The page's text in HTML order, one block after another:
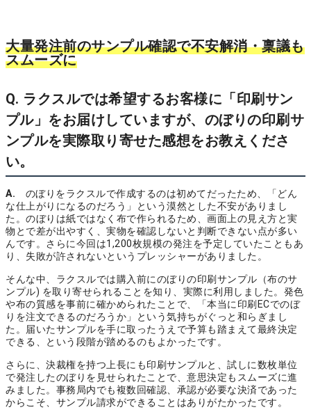
大量発注前のサンプル確認で不安解消・稟議も
スムーズに
Q. ラクスルでは希望するお客様に「印刷サン
プル」をお届けしていますが、のぼりの印刷サ
ンプルを実際取り寄せた感想をお教えくださ
い。
A. のぼりをラクスルで作成するのは初めてだったため、「どん
な仕上がりになるのだろう」という漠然とした不安がありまし
た。のぼりは紙ではなく布で作られるため、画面上の見え方と実
物とで差が出やすく、実物を確認しないと判断できない点が多い
んです。さらに今回は1,200枚規模の発注を予定していたこともあ
り、失敗が許されないというプレッシャーがありました。
そんな中、ラクスルでは購入前にのぼりの印刷サンプル（布のサ
ンプル) を取り寄せられることを知り、実際に利用しました。発色
や布の質感を事前に確かめられたことで、「本当に印刷ECでのぼ
りを注文できるのだろうか」という気持ちがぐっと和らぎまし
た。届いたサンプルを手に取ったうえで予算も踏まえて最終決定
できる、という段階が踏めるのもよかったです。
さらに、決裁権を持つ上長にも印刷サンプルと、試しに数枚単位
で発注したのぼりを見せられたことで、意思決定もスムーズに進
みました。事務局内でも複数回確認、承認が必要な決済であった
からこそ、サンプル請求ができることはありがたかったです。